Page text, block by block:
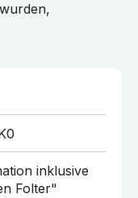
0
inklusive
Folter"